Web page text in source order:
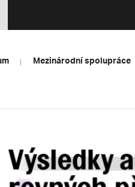
Mezinárodní spolupráce